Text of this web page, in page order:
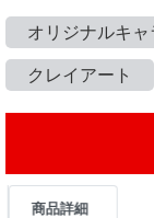
オリジナルキャ
クレイアート
商品詳細